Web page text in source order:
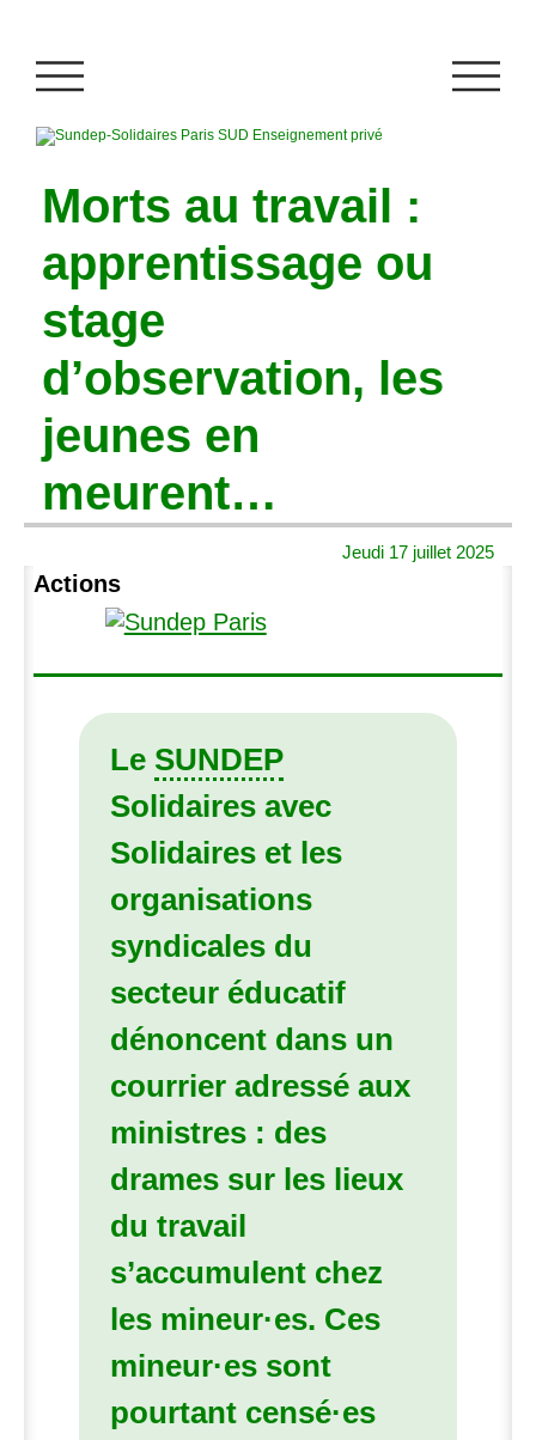
Morts au travail :
apprentissage ou
stage
d’observation, les
jeunes en
meurent…
Jeudi 17 juillet 2025
Actions
Le SUNDEP
Solidaires avec
Solidaires et les
organisations
syndicales du
secteur éducatif
dénoncent dans un
courrier adressé aux
ministres : des
drames sur les lieux
du travail
s’accumulent chez
les mineur·es. Ces
mineur·es sont
pourtant censé·es